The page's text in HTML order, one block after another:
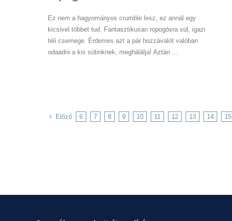
Ez nem a hagyományos crumble lesz, ez annál egy
kicsivel többet tud. Fantasztikusan ropogósra sül, igazi
téli csemege. Érdemes azt a pár hozzávalót valóban
odaadni a kis sütinknek, meghálálja! Aztán ...
Előző 6 7 8 9 10 11 12 13 14 15